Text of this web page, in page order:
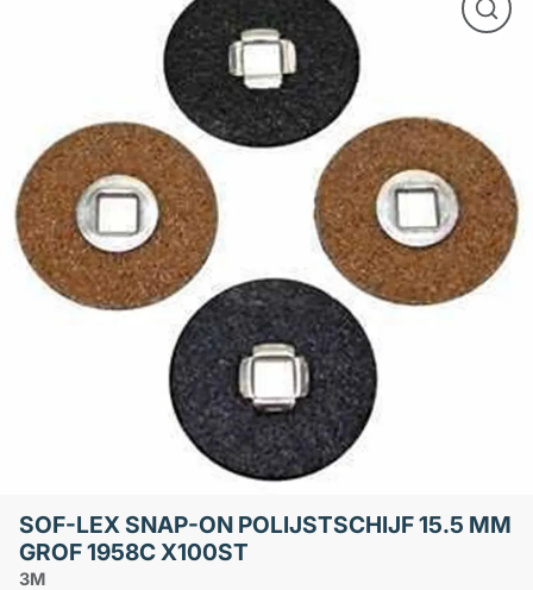
SOF-LEX SNAP-ON POLIJSTSCHIJF 15.5 MM
GROF 1958C X100ST
3M